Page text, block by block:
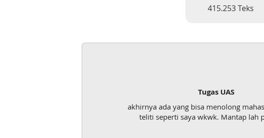
415.253 Teks
Tugas UAS
akhirnya ada yang bisa menolong
teliti seperti saya wkwk. Mantap lah